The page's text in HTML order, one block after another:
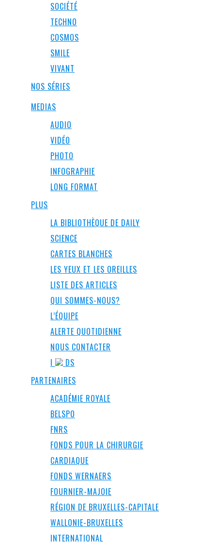
SOCIÉTÉ
TECHNO
COSMOS
SMILE
VIVANT
NOS SÉRIES
MEDIAS
AUDIO
VIDÉO
PHOTO
INFOGRAPHIE
LONG FORMAT
PLUS
LA BIBLIOTHÈQUE DE DAILY
SCIENCE
CARTES BLANCHES
LES YEUX ET LES OREILLES
LISTE DES ARTICLES
QUI SOMMES-NOUS?
L’ÉQUIPE
ALERTE QUOTIDIENNE
NOUS CONTACTER
I
DS
PARTENAIRES
ACADÉMIE ROYALE
BELSPO
FNRS
FONDS POUR LA CHIRURGIE
CARDIAQUE
FONDS WERNAERS
FOURNIER-MAJOIE
RÉGION DE BRUXELLES-CAPITALE
WALLONIE-BRUXELLES
INTERNATIONAL